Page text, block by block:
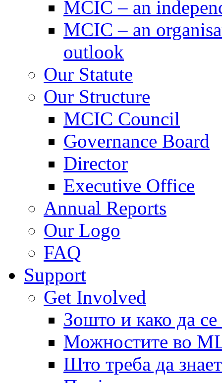
MCIC – an
MCIC – an
outlook
Our Statute
Our Structure
MCIC Council
Governance Board
Director
Executive Office
Annual Reports
Our Logo
FAQ
Support
Get Involved
Зошто и како да
Можностите во
Што треба да